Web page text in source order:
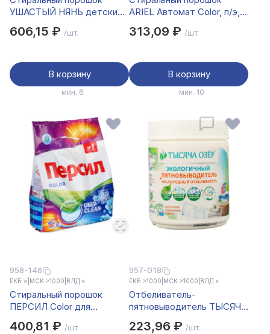
УШАСТЫЙ НЯНЬ детский,
606,15 ₽ /шт.
В корзину
мин. 6
ARIEL Автомат Color, п/э,
313,09 ₽ /шт.
В корзину
мин. 10
958-146
ЕКБ × МСК >1000 ВЛД ×
Стиральный порошок
ПЕРСИЛ Color для
400,81 ₽ /шт.
957-018
ЕКБ >1000 МСК >1000 ВЛД ×
Отбеливатель-
пятновыводитель ТЫСЯЧА
223,96 ₽ /шт.